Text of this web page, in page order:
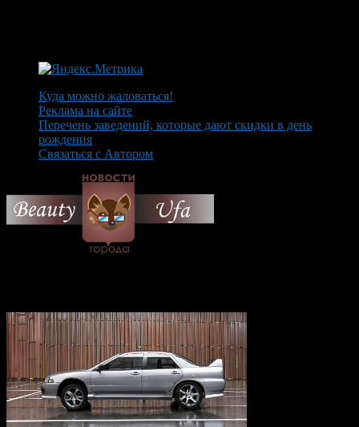
Куда можно жаловаться!
Реклама на сайте
Перечень заведений, которые дают скидки в день
рождения
Связаться с Автором